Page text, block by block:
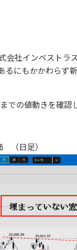
会社インベストラ
るにもかかわらず
での値動きを確認
（日足）